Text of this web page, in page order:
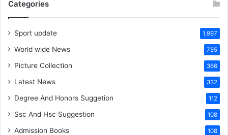
Categories
Sport update 1,997
World wide News 755
Picture Collection 366
Latest News 332
Degree And Honors Suggetion 112
Ssc And Hsc Suggestion 108
Admission Books 108